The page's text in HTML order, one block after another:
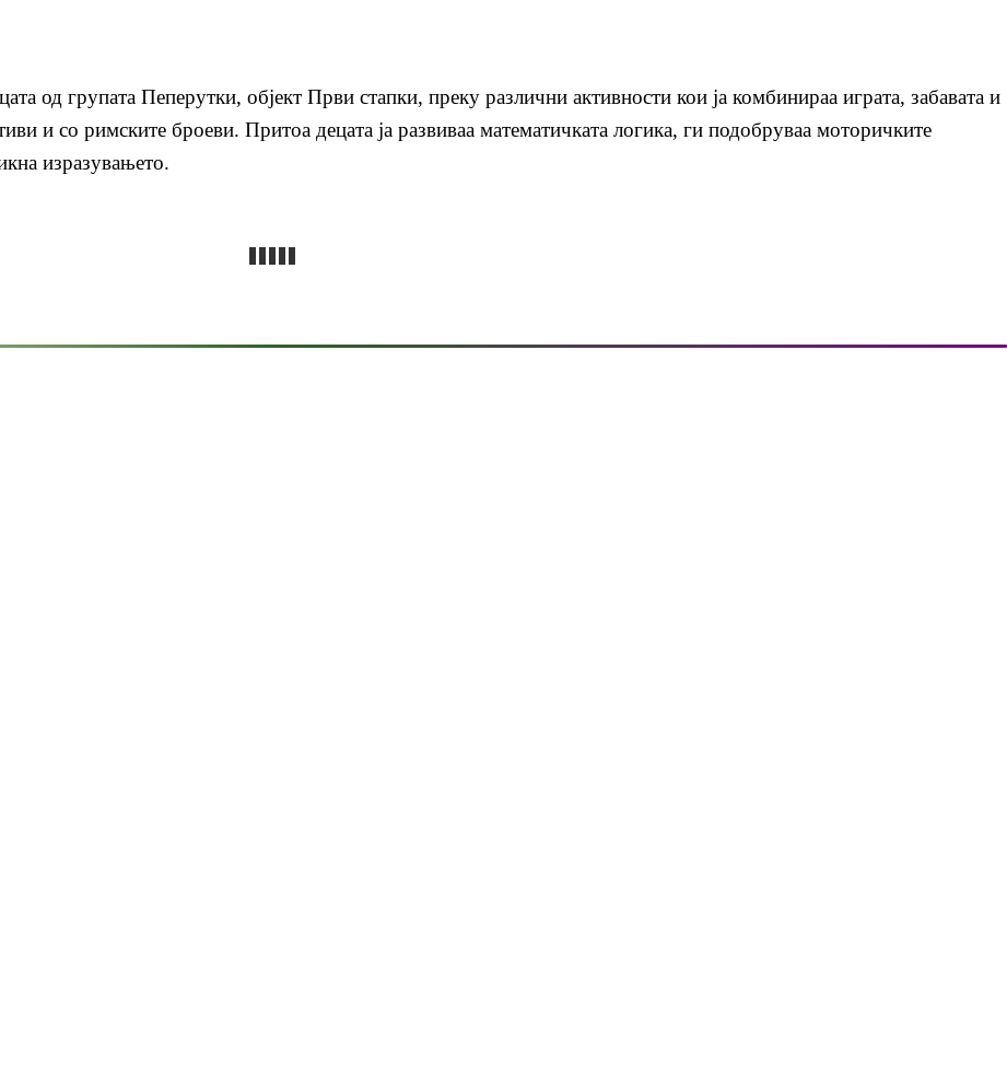
од групата Пеперутки, објект Први стапки, преку различни активности кои ја комбинираа играта, забавата и
и со римските броеви. Притоа децата ја развиваа математичката логика, ги подобруваа моторичките
изразувањето.